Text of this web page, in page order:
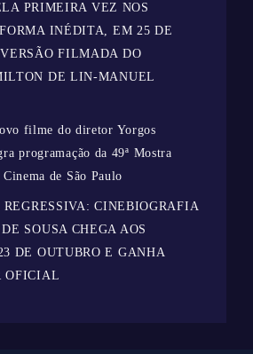
PRIMEIRA VEZ NOS
INÉDITA, EM 25 DE
FILMADA DO
DE LIN-MANUEL
filme do diretor Yorgos
programação da 49ª Mostra
de São Paulo
REGRESSIVA: CINEBIOGRAFIA
SOUSA CHEGA AOS
DE OUTUBRO E GANHA
OFICIAL